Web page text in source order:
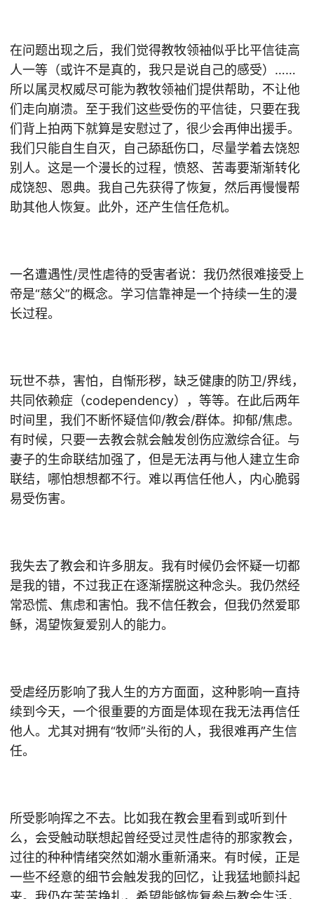
在问题出现之后，我们觉得教牧领袖似乎比平信徒高
人一等（或许不是真的，我只是说自己的感受）……
所以属灵权威尽可能为教牧领袖们提供帮助，不让他
们走向崩溃。至于我们这些受伤的平信徒，只要在我
们背上拍两下就算是安慰过了，很少会再伸出援手。
我们只能自生自灭，自己舔舐伤口，尽量学着去饶恕
别人。这是一个漫长的过程，愤怒、苦毒要渐渐转化
成饶恕、恩典。我自己先获得了恢复，然后再慢慢帮
助其他人恢复。此外，还产生信任危机。
一名遭遇性/灵性虐待的受害者说：我仍然很难接受上
帝是“慈父”的概念。学习信靠神是一个持续一生的漫
长过程。
玩世不恭，害怕，自惭形秽，缺乏健康的防卫/界线，
共同依赖症（codependency），等等。在此后两年
时间里，我们不断怀疑信仰/教会/群体。抑郁/焦虑。
有时候，只要一去教会就会触发创伤应激综合征。与
妻子的生命联结加强了，但是无法再与他人建立生命
联结，哪怕想想都不行。难以再信任他人，内心脆弱
易受伤害。
我失去了教会和许多朋友。我有时候仍会怀疑一切都
是我的错，不过我正在逐渐摆脱这种念头。我仍然经
常恐慌、焦虑和害怕。我不信任教会，但我仍然爱耶
稣，渴望恢复爱别人的能力。
受虐经历影响了我人生的方方面面，这种影响一直持
续到今天，一个很重要的方面是体现在我无法再信任
他人。尤其对拥有“牧师”头衔的人，我很难再产生信
任。
所受影响挥之不去。比如我在教会里看到或听到什
么，会受触动联想起曾经受过灵性虐待的那家教会，
过往的种种情绪突然如潮水重新涌来。有时候，正是
一些不经意的细节会触发我的回忆，让我猛地颤抖起